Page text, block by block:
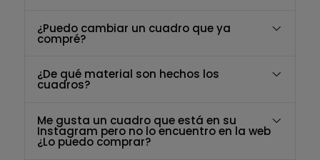
¿Puedo cambiar un cuadro que ya
compré?
¿De qué material son hechos los
cuadros?
Me gusta un cuadro que está en su
Instagram pero no lo encuentro en la web
¿Lo puedo comprar?